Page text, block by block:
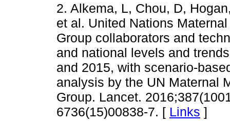
2. Alkema, L, Chou, D,
et al. United Nations
Group collaborators and
and national levels and
and 2015, with scenario-
analysis by the UN Maternal
Group. Lancet.
6736(15)00838-7. [ Links ]